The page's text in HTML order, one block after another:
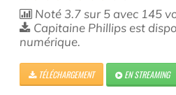
Noté 3.7sur5 avec 145
Capitaine Phillips est
numérique.
TÉLÉCHARGEMENT EN STREAMING